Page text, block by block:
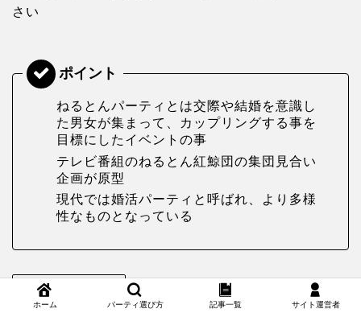
さい
ねるとんパーティとは交際や結婚を意識し
た男女が集まって、カップリングする事を
目標にしたイベントの事
テレビ番組のねるとん紅鯨団の集団見合い
企画が原型
現代では婚活パーティと呼ばれ、より多様
性なものとなっている
婚活パーティーについて
ホーム パーティ選び方 記事一覧 サイト運営者